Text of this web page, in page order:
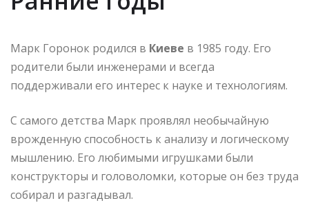
Марк Горонок родился в Киеве в 1985 году. Его
родители были инженерами и всегда
поддерживали его интерес к науке и технологиям.
С самого детства Марк проявлял необычайную
врожденную способность к анализу и логическому
мышлению. Его любимыми игрушками были
конструкторы и головоломки, которые он без труда
собирал и разгадывал.